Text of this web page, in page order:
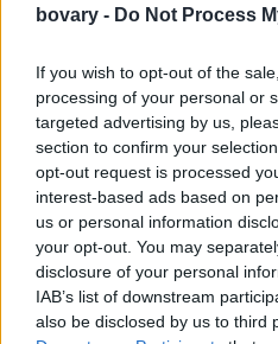
bovary - Do Not Process
If you wish to opt-out of the
processing of your personal or
targeted advertising by us,
section to confirm your
opt-out request is processed
interest-based ads based on
us or personal information
your opt-out. You may
disclosure of your personal
IAB’s list of downstream
also be disclosed by us to third
βγαίνει σαν εικοσάχρονη και
αργκό της εποχής “Γουστάρω,
βρίσκω…”. “ Αγάπη μου. εμείς
ένα βράδυ στο Βλάσση στον
λεζάντα της ανάρτησης.
Δείτε παρακάτω τις